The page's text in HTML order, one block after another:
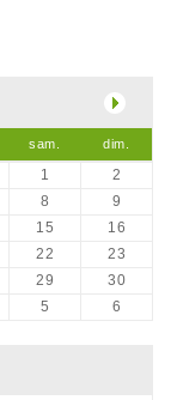
sam. dim.
1
2
8
9
15
16
22
23
29
30
5 6